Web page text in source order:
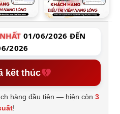
01/06/2026 ĐẾN
2026
kết thúc
hàng đầu tiên — hiện còn3
!